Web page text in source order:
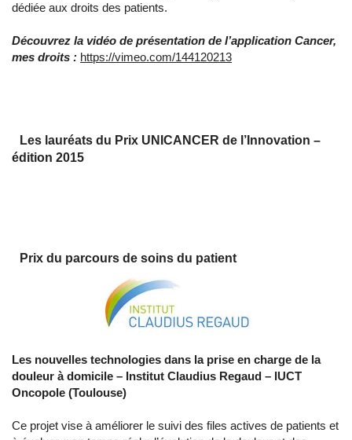
dédiée aux droits des patients.
Découvrez la vidéo de présentation de l’application Cancer,
mes droits : https://vimeo.com/144120213
Les lauréats du Prix UNICANCER de l’Innovation –
édition 2015
Prix du parcours de soins du patient
Les nouvelles technologies dans la prise en charge de la
douleur à domicile – Institut Claudius Regaud – IUCT
Oncopole (Toulouse)
Ce projet vise à améliorer le suivi des files actives de patients et